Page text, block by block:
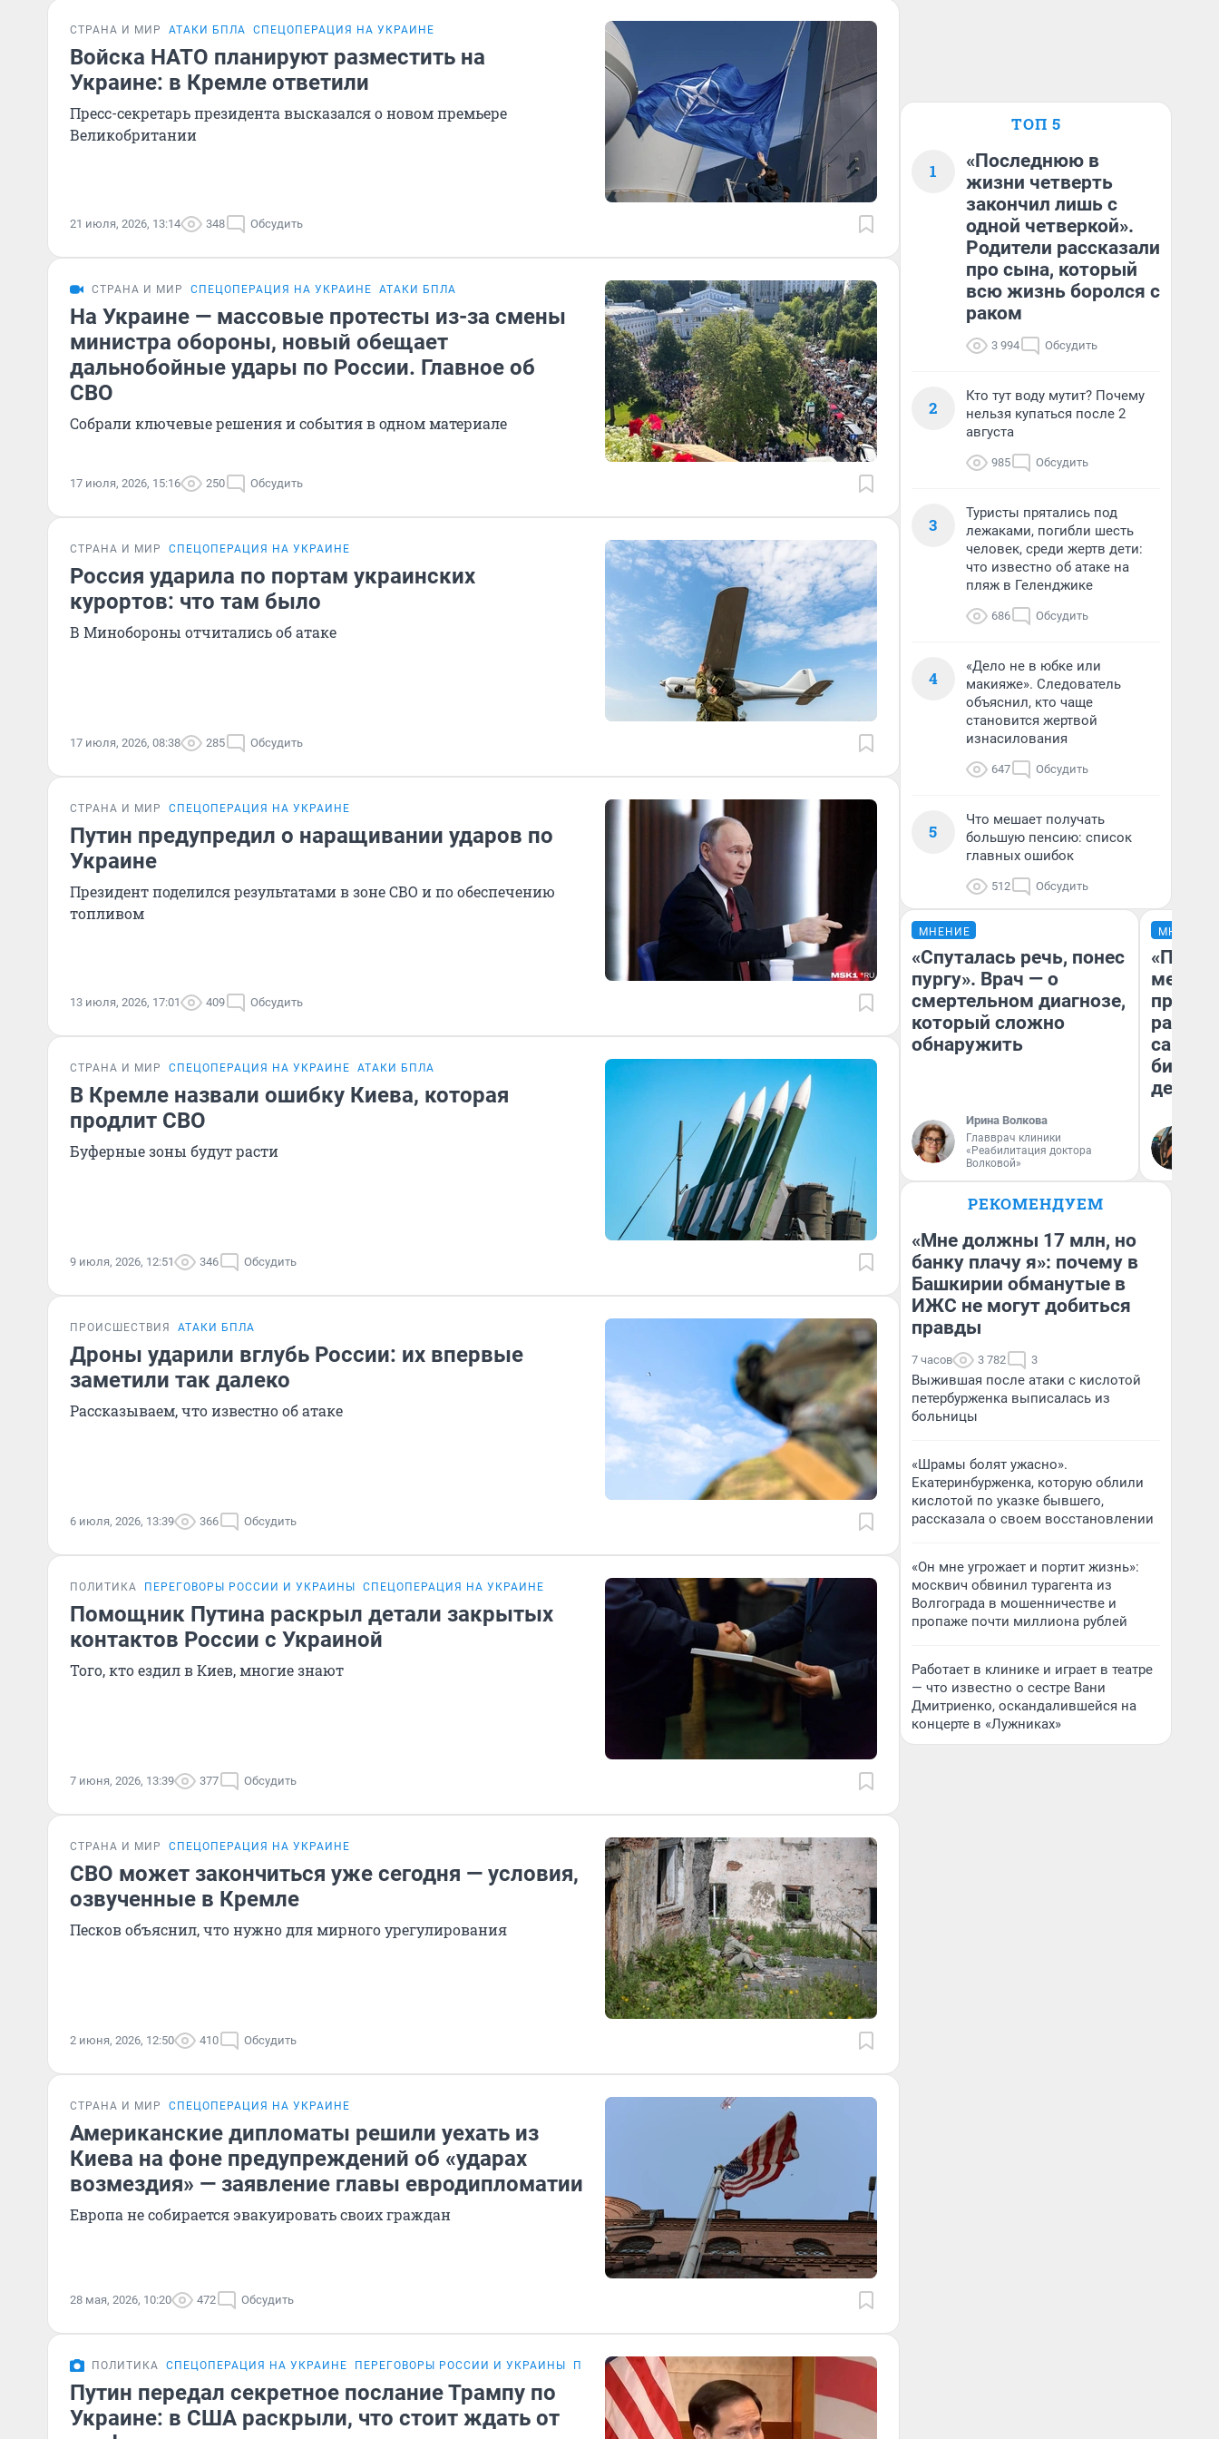
СТРАНА И МИР АТАКИ БПЛА СПЕЦОПЕРАЦИЯ НА УКРАИНЕ
Войска НАТО планируют разместить на
Украине: в Кремле ответили
Пресс-секретарь президента высказался о новом премьере
Великобритании
21 июля, 2026, 13:14 348 Обсудить
СТРАНА И МИР СПЕЦОПЕРАЦИЯ НА УКРАИНЕ АТАКИ БПЛА
На Украине — массовые протесты из-за смены
министра обороны, новый обещает
дальнобойные удары по России. Главное об
СВО
Собрали ключевые решения и события в одном материале
17 июля, 2026, 15:16 250 Обсудить
СТРАНА И МИР СПЕЦОПЕРАЦИЯ НА УКРАИНЕ
Россия ударила по портам украинских
курортов: что там было
В Минобороны отчитались об атаке
17 июля, 2026, 08:38 285 Обсудить
СТРАНА И МИР СПЕЦОПЕРАЦИЯ НА УКРАИНЕ
Путин предупредил о наращивании ударов по
Украине
Президент поделился результатами в зоне СВО и по обеспечению
топливом
13 июля, 2026, 17:01 409 Обсудить
СТРАНА И МИР СПЕЦОПЕРАЦИЯ НА УКРАИНЕ АТАКИ БПЛА
В Кремле назвали ошибку Киева, которая
продлит СВО
Буферные зоны будут расти
9 июля, 2026, 12:51 346 Обсудить
ПРОИСШЕСТВИЯ АТАКИ БПЛА
Дроны ударили вглубь России: их впервые
заметили так далеко
Рассказываем, что известно об атаке
6 июля, 2026, 13:39 366 Обсудить
ПОЛИТИКА ПЕРЕГОВОРЫ РОССИИ И УКРАИНЫ СПЕЦОПЕРАЦИЯ НА УКРАИНЕ
Помощник Путина раскрыл детали закрытых
контактов России с Украиной
Того, кто ездил в Киев, многие знают
7 июня, 2026, 13:39 377 Обсудить
СТРАНА И МИР СПЕЦОПЕРАЦИЯ НА УКРАИНЕ
СВО может закончиться уже сегодня — условия,
озвученные в Кремле
Песков объяснил, что нужно для мирного урегулирования
2 июня, 2026, 12:50 410 Обсудить
СТРАНА И МИР СПЕЦОПЕРАЦИЯ НА УКРАИНЕ
Американские дипломаты решили уехать из
Киева на фоне предупреждений об «ударах
возмездия» — заявление главы евродипломатии
Европа не собирается эвакуировать своих граждан
28 мая, 2026, 10:20 472 Обсудить
ПОЛИТИКА СПЕЦОПЕРАЦИЯ НА УКРАИНЕ ПЕРЕГОВОРЫ РОССИИ И УКРАИНЫ ПЕРЕГОВОРЫ РОССИИ И США
Путин передал секретное послание Трампу по
Украине: в США раскрыли, что стоит ждать от
ТОП 5
1
«Последнюю в
жизни четверть
закончил лишь с
одной четверкой».
Родители рассказали
про сына, который
всю жизнь боролся с
раком
3 994 Обсудить
2
Кто тут воду мутит? Почему
нельзя купаться после 2
августа
985 Обсудить
3
Туристы прятались под
лежаками, погибли шесть
человек, среди жертв дети:
что известно об атаке на
пляж в Геленджике
686 Обсудить
4
«Дело не в юбке или
макияже». Следователь
объяснил, кто чаще
становится жертвой
изнасилования
647 Обсудить
5
Что мешает получать
большую пенсию: список
главных ошибок
512 Обсудить
МНЕНИЕ
«Спуталась речь, понес
пургу». Врач — о
смертельном диагнозе,
который сложно
обнаружить
Ирина Волкова
Главврач клиники
«Реабилитация доктора
Волковой»
МНЕНИЕ
самом
РЕКОМЕНДУЕМ
«Мне должны 17 млн, но
банку плачу я»: почему в
Башкирии обманутые в
ИЖС не могут добиться
правды
7 часов 3 782 3
Выжившая после атаки с кислотой
петербурженка выписалась из
больницы
«Шрамы болят ужасно».
Екатеринбурженка, которую облили
кислотой по указке бывшего,
рассказала о своем восстановлении
«Он мне угрожает и портит жизнь»:
москвич обвинил турагента из
Волгограда в мошенничестве и
пропаже почти миллиона рублей
Работает в клинике и играет в театре
— что известно о сестре Вани
Дмитриенко, оскандалившейся на
концерте в «Лужниках»